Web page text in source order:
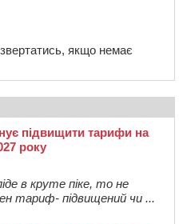
якщо немає
підвищити тарифи на
року
в круте піке, то не
тариф- підвищений чи ...